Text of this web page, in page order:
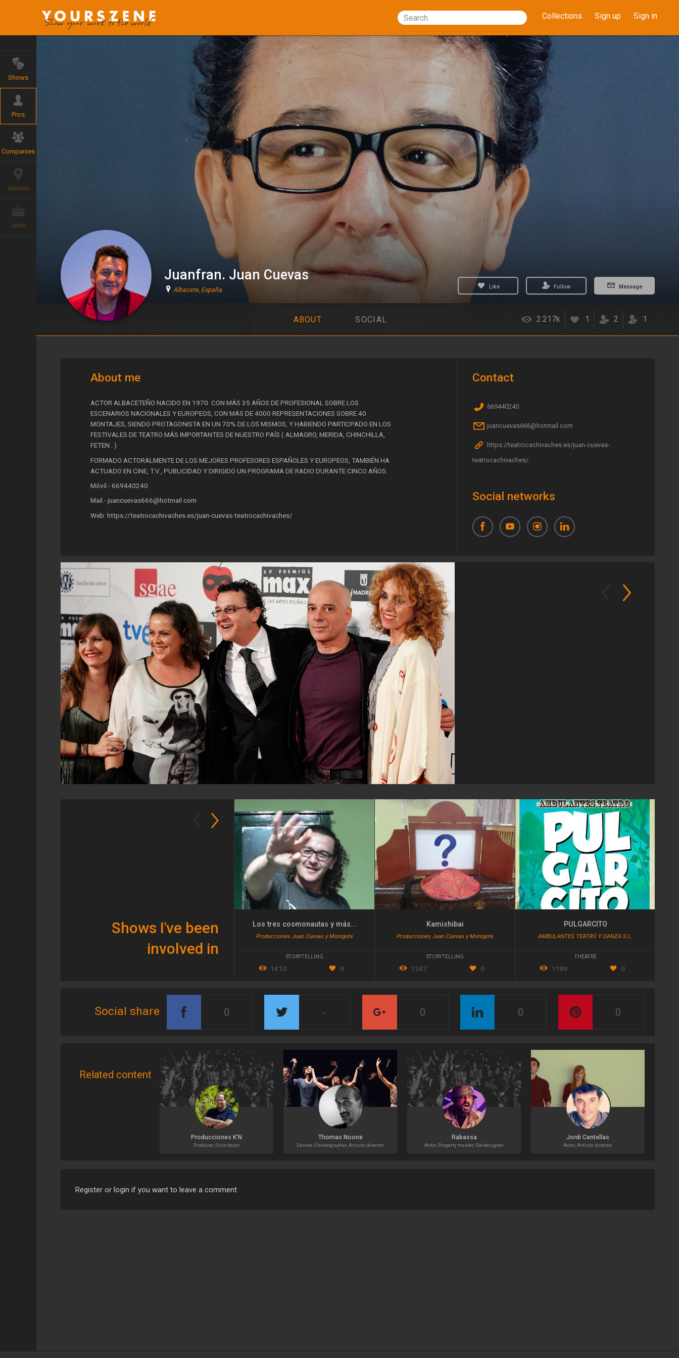
Search Collections Sign up Sign in
Shows
Pros
Companies
Venues
Jobs
Juanfran. Juan Cuevas
Albacete, España Like Follow Message
ABOUT SOCIAL 2.217k 1 2 1
About me
ACTOR ALBACETEÑO NACIDO EN 1970 CON MÁS 35 AÑOS DE PROFESIONAL SOBRE LOS
ESCENARIOS NACIONALES Y EUROPEOS, CON MÁS DE 4000 REPRESENTACIONES SOBRE 40
MONTAJES, SIENDO PROTAGONISTA EN UN 70% DE LOS MISMOS, Y HABIENDO PARTICPADO EN LOS
FESTIVALES DE TEATRO MÁS IMPORTANTES DE NUESTRO PAÍS ( ALMAGRO, MERIDA, CHINCHILLA,
FETEN...)
FORMADO ACTORALMENTE DE LOS MEJORES PROFESORES ESPAÑOLES Y EUROPEOS, TAMBIÉN HA
ACTUADO EN CINE, T.V., PUBLICIDAD Y DIRIGIDO UN PROGRAMA DE RADIO DURANTE CINCO AÑOS.
Móvil.- 669440240
Mail.- juancuevas666@hotmail.com
Web: https://teatrocachivaches.es/juan-cuevas-teatrocachivaches/
Contact
669440240
juancuevas666@hotmail.com
https://teatrocachivaches.es/juan-cuevas-
teatrocachivaches/
Social networks
Shows I've been
involved in
PULGARCITO
AMBULANTES TEATRO Y DANZA S.L.
THEATRE
1189 0
Kamishibai
Producciones Juan Cuevas y Monigote
STORYTELLING
1247 0
Los tres cosmonautas y más...
Producciones Juan Cuevas y Monigote
STORYTELLING
1410 0
Social share 0 - 0 0 0
Related content
Producciones K'N
Producer, Distributor
Thomas Noone
Dancer, Choreographer, Artistic director
Rabassa
Actor, Property master, Set designer
Jordi Centellas
Actor, Artistic director
Register or login if you want to leave a comment